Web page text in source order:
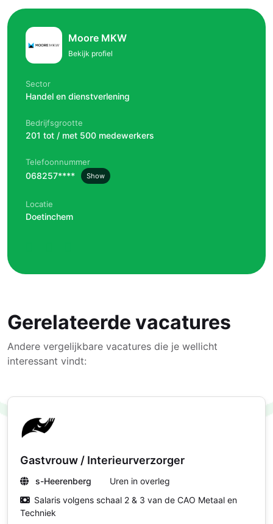
Moore MKW
Bekijk profiel
Sector
Handel en dienstverlening
Bedrijfsgrootte
201 tot / met 500 medewerkers
Telefoonnummer
068257**** Show
Locatie
Doetinchem
Gerelateerde vacatures
Andere vergelijkbare vacatures die je wellicht
interessant vindt:
Gastvrouw / Interieurverzorger
s-Heerenberg
Uren in overleg
Salaris volgens schaal 2 & 3 van de CAO Metaal en
Techniek